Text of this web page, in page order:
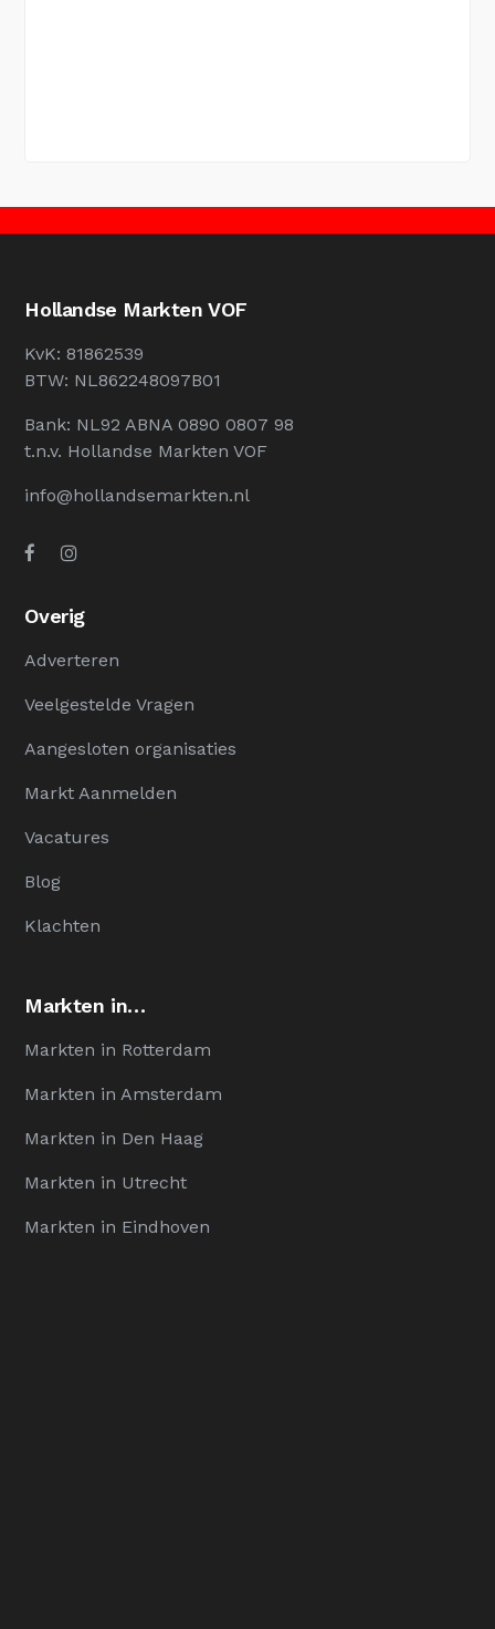
Hollandse Markten VOF
KvK: 81862539
BTW: NL862248097B01
Bank: NL92 ABNA 0890 0807 98
t.n.v. Hollandse Markten VOF
info@hollandsemarkten.nl
Overig
Adverteren
Veelgestelde Vragen
Aangesloten organisaties
Markt Aanmelden
Vacatures
Blog
Klachten
Markten in…
Markten in Rotterdam
Markten in Amsterdam
Markten in Den Haag
Markten in Utrecht
Markten in Eindhoven